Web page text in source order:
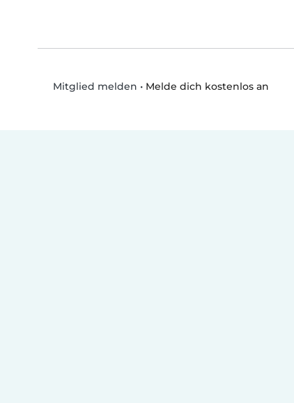
Mitglied melden • Melde dich kostenlos an